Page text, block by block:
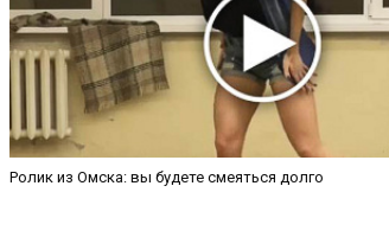
Ролик из Омска: вы будете смеяться долго